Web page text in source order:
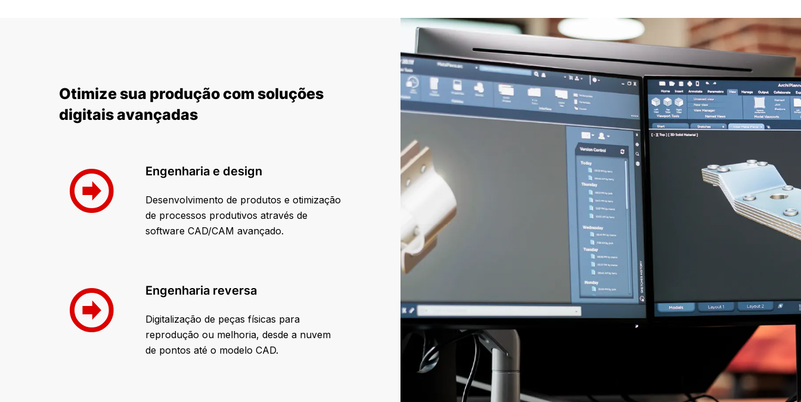
Otimize sua produção com soluções
digitais avançadas
Engenharia e design
Desenvolvimento de produtos e otimização
de processos produtivos através de
software CAD/CAM avançado.
Engenharia reversa
Digitalização de peças físicas para
reprodução ou melhoria, desde a nuvem
de pontos até o modelo CAD.